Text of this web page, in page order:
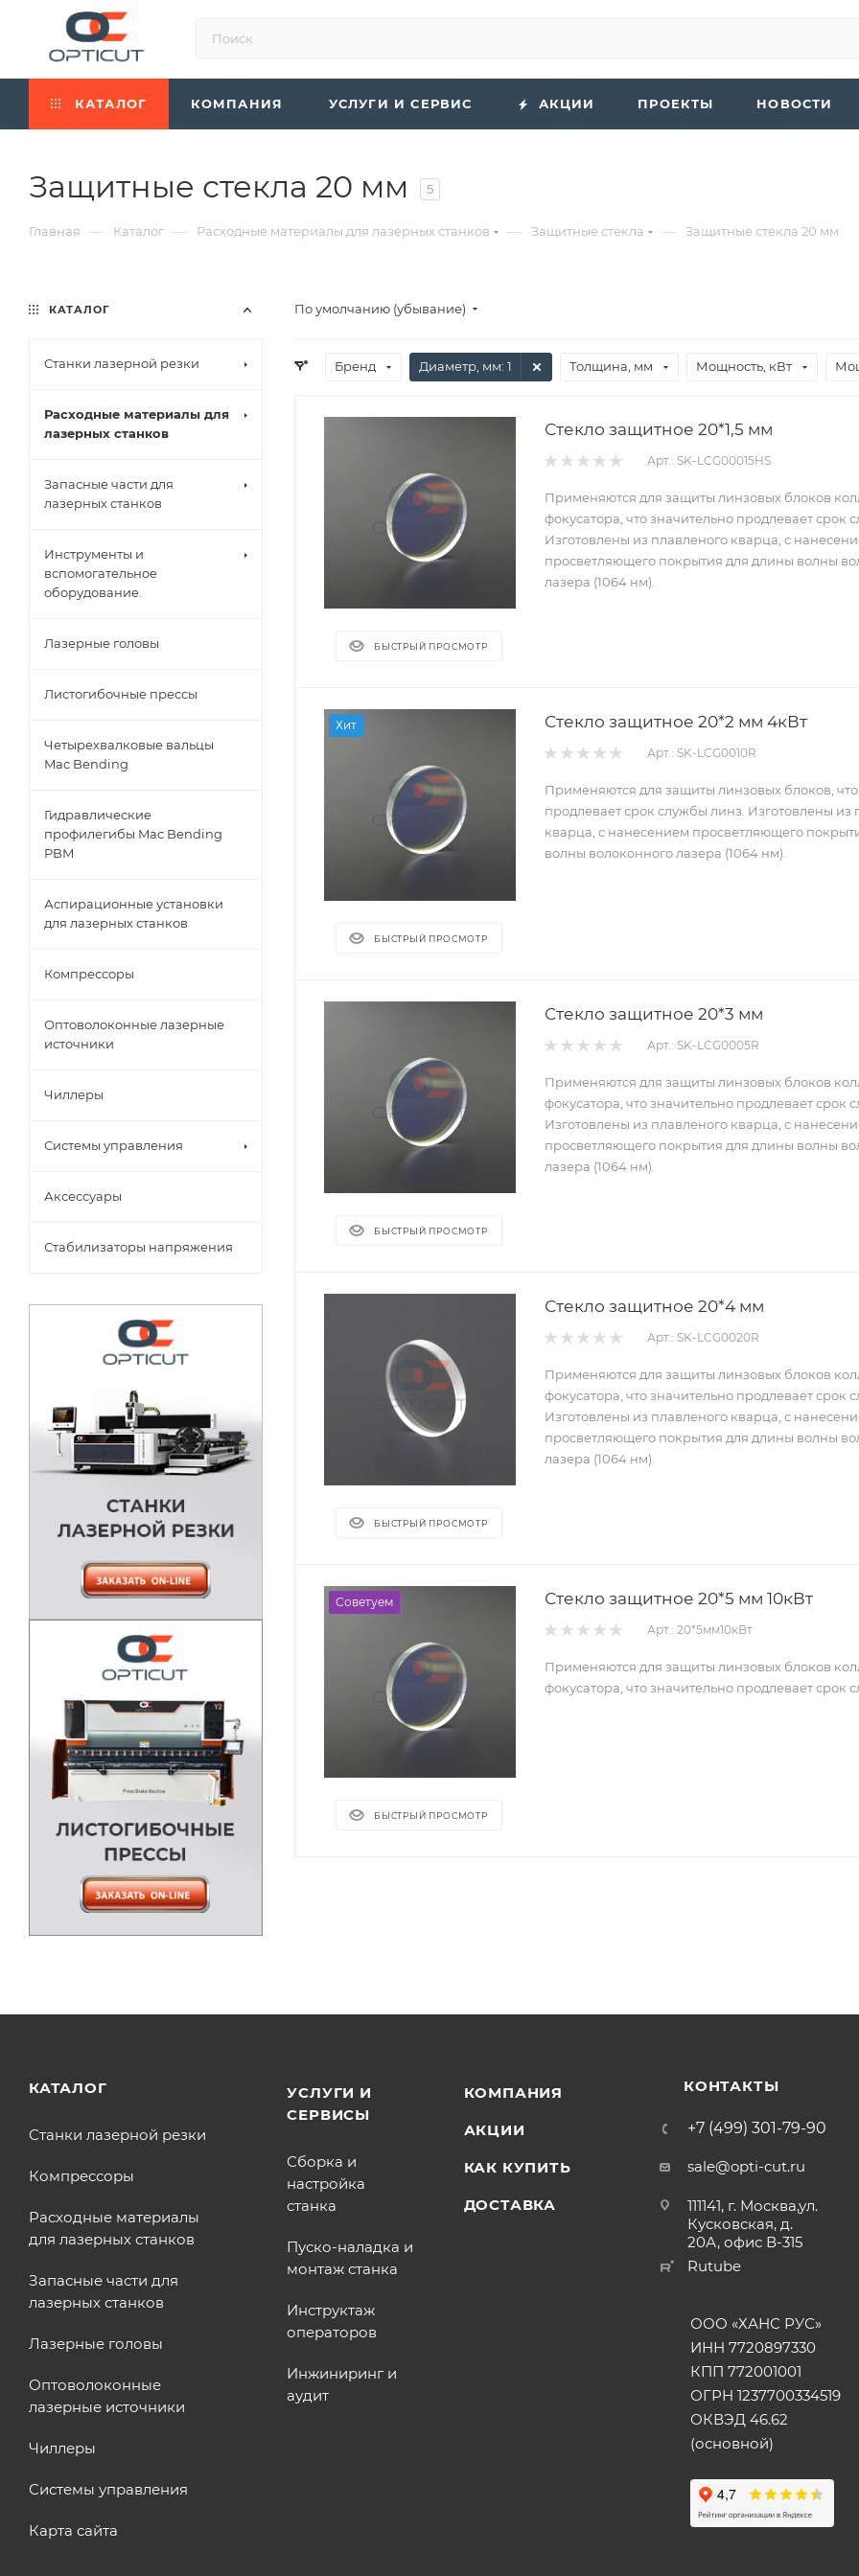
КАТАЛОГ КОМПАНИЯ УСЛУГИ И СЕРВИС АКЦИИ ПРОЕКТЫ НОВОСТИ
Защитные стекла 20 мм 5
Главная — Каталог — Расходные материалы для лазерных станков — Защитные стекла — Защитные стекла 20 мм
По умолчанию (убывание)
Бренд Диаметр, мм: 1 Толщина, мм Мощность, кВт
БЫСТРЫЙ ПРОСМОТР
Стекло защитное 20*1,5 мм
Арт.: SK-LCG00015HS
Применяются для защиты линзовых блоков
фокусатора, что значительно продлевает срок
Изготовлены из плавленого кварца, с
просветляющего покрытия для длины волны
лазера (1064 нм).
Хит
БЫСТРЫЙ ПРОСМОТР
Стекло защитное 20*2 мм 4кВт
Арт.: SK-LCG0010R
Применяются для защиты линзовых блоков,
продлевает срок службы линз. Изготовлены из
кварца, с нанесением просветляющего
волны волоконного лазера (1064 нм).
БЫСТРЫЙ ПРОСМОТР
Стекло защитное 20*3 мм
Арт.: SK-LCG0005R
Применяются для защиты линзовых блоков
фокусатора, что значительно продлевает срок
Изготовлены из плавленого кварца, с
просветляющего покрытия для длины волны
лазера (1064 нм).
БЫСТРЫЙ ПРОСМОТР
Стекло защитное 20*4 мм
Арт.: SK-LCG0020R
Применяются для защиты линзовых блоков
фокусатора, что значительно продлевает срок
Изготовлены из плавленого кварца, с
просветляющего покрытия для длины волны
лазера (1064 нм).
Советуем
БЫСТРЫЙ ПРОСМОТР
Стекло защитное 20*5 мм 10кВт
Арт.: 20*5мм10кВт
Применяются для защиты линзовых блоков
фокусатора, что значительно продлевает срок
КАТАЛОГ
Станки лазерной резки
Расходные материалы для
лазерных станков
Запасные части для
лазерных станков
Инструменты и
вспомогательное
оборудование.
Лазерные головы
Листогибочные прессы
Четырехвалковые вальцы
Mac Bending
Гидравлические
профилегибы Mac Bending
PBM
Аспирационные установки
для лазерных станков
Компрессоры
Оптоволоконные лазерные
источники
Чиллеры
Системы управления
Аксессуары
Стабилизаторы напряжения
КАТАЛОГ
Станки лазерной резки
Компрессоры
Расходные материалы
для лазерных станков
Запасные части для
лазерных станков
Лазерные головы
Оптоволоконные
лазерные источники
Чиллеры
Системы управления
Карта сайта
УСЛУГИ И
СЕРВИСЫ
Сборка и
настройка
станка
Пуско-наладка и
монтаж станка
Инструктаж
операторов
Инжиниринг и
аудит
КОМПАНИЯ
АКЦИИ
КАК КУПИТЬ
ДОСТАВКА
КОНТАКТЫ
+7 (499) 301-79-90
sale@opti-cut.ru
111141, г. Москва,ул.
Кусковская, д.
20А, офис В-315
Rutube
ООО «ХАНС РУС»
ИНН 7720897330
КПП 772001001
ОГРН 1237700334519
ОКВЭД 46.62
(основной)